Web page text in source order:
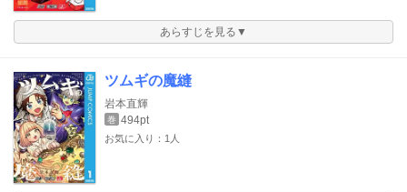
あらすじを見る▼
ツムギの魔縫
岩本直輝
巻 494pt
お気に入り：1人